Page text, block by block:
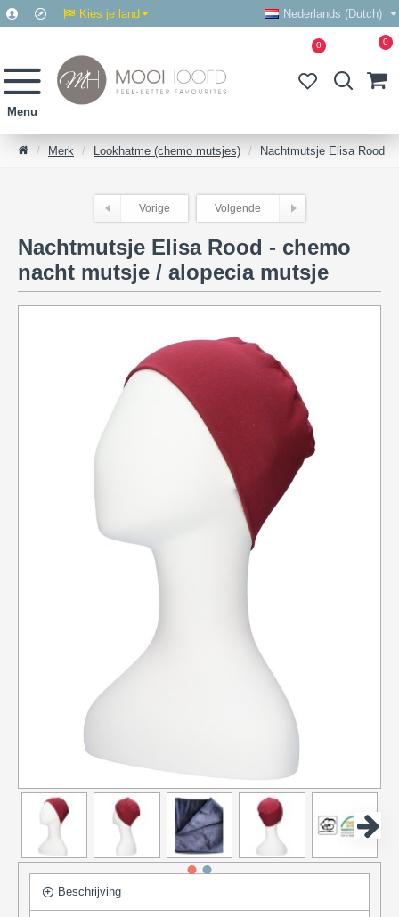
Kies je land Nederlands (Dutch)
0 0
Merk Lookhatme (chemo mutsjes) Nachtmutsje Elisa Rood
Vorige Volgende
Nachtmutsje Elisa Rood - chemo
nacht mutsje / alopecia mutsje
Beschrijving